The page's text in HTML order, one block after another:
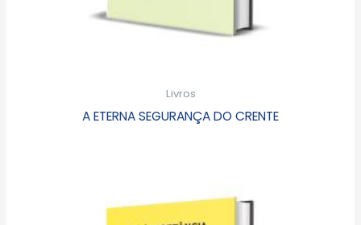
Livros
A ETERNA SEGURANÇA DO CRENTE